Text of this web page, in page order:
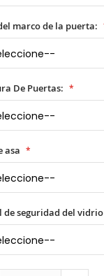
marco de la puerta:
De Puertas:
asa
de seguridad del vidrio